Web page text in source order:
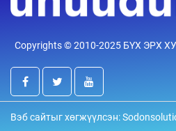
бүртгэлийг энэ
15 цаг 49 мин
“ДЦС-3”-ын
ачааллаас өмнө
Copyrights © 2010-2025 БҮХ ЭРХ
Вэб сайтыг хөгжүүлсэн: